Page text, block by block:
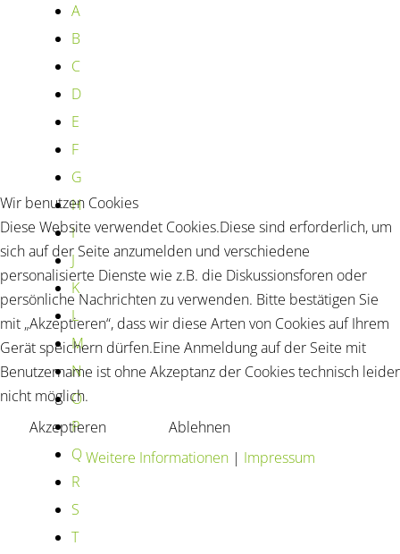
A
B
C
D
E
F
G
H
I
J
K
L
M
N
O
P
Q
R
S
T
Wir benutzen Cookies
Diese Website verwendet Cookies.Diese sind erforderlich, um
sich auf der Seite anzumelden und verschiedene
personalisierte Dienste wie z.B. die Diskussionsforen oder
persönliche Nachrichten zu verwenden. Bitte bestätigen Sie
mit „Akzeptieren“, dass wir diese Arten von Cookies auf Ihrem
Gerät speichern dürfen.Eine Anmeldung auf der Seite mit
Benutzername ist ohne Akzeptanz der Cookies technisch leider
nicht möglich.
Akzeptieren
Ablehnen
Weitere Informationen| Impressum